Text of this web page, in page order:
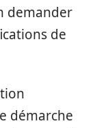
demander
de
démarche